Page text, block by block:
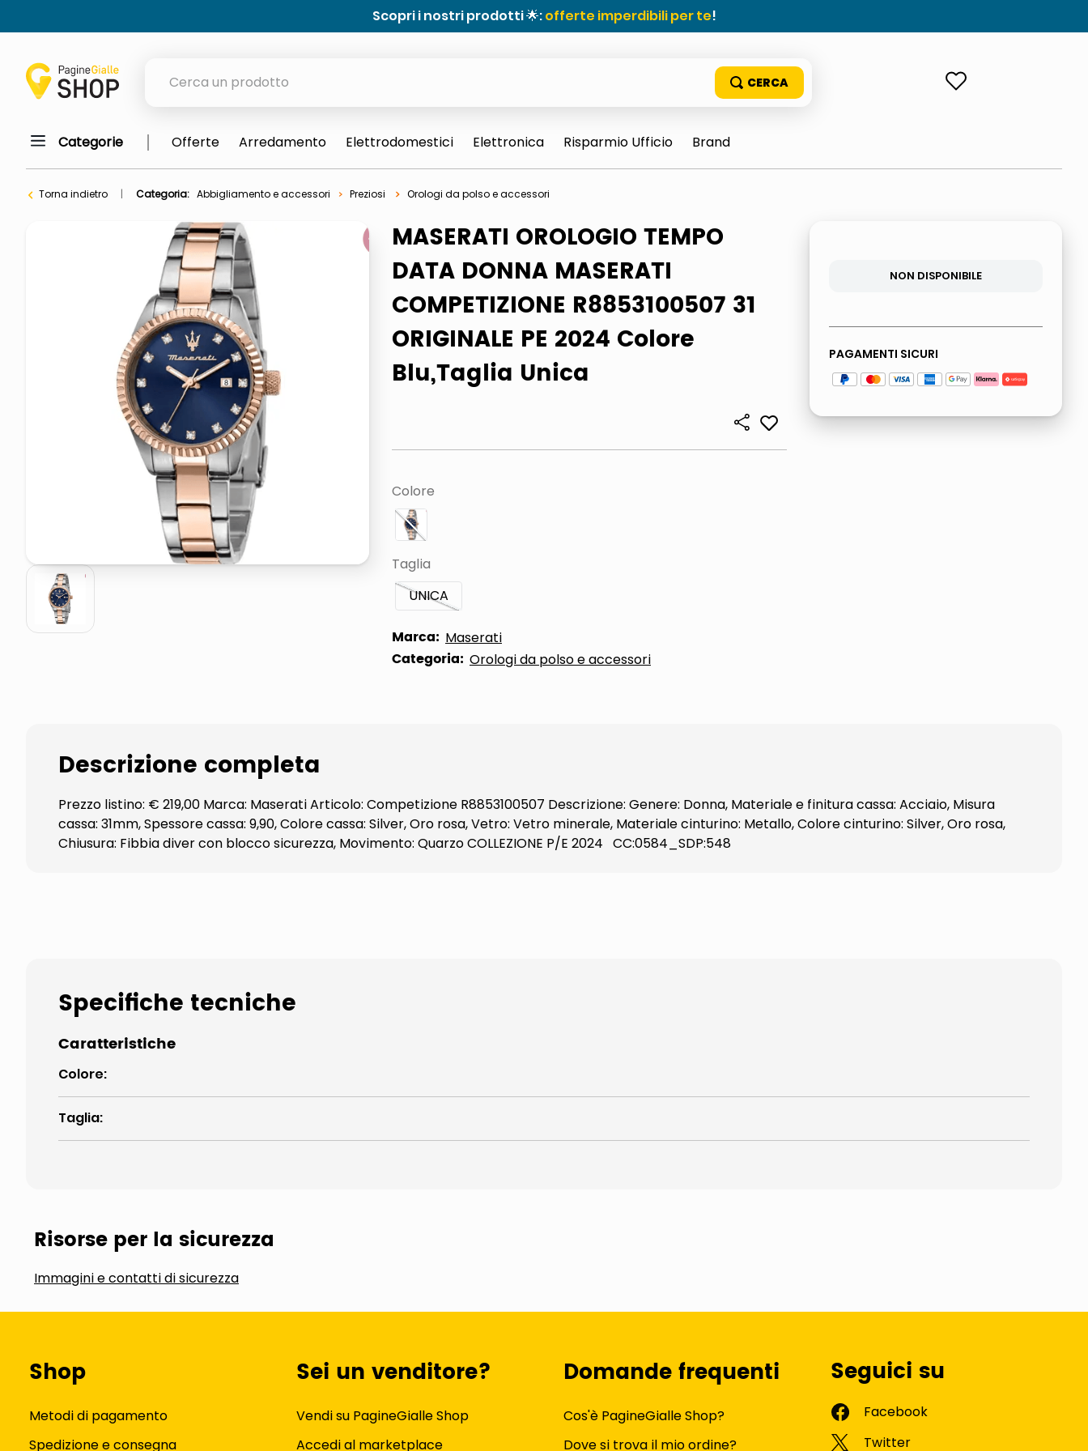
Scopri i nostri prodotti 🌟:offerte imperdibili per te!
orologio parete
meme
elenco
ombrelloni
lucidatrice pavimenti
italia independent occhiali sole 0703 thin rotondo sun
pattumiera raccolta differenziata
crema funghi porcini tartufo
Categorie Offerte Arredamento Elettrodomestici Elettronica Risparmio Ufficio Brand
Torna indietro Categoria: Abbigliamento e accessori Preziosi Orologi da polso e accessori
MASERATI OROLOGIO TEMPO
DATA DONNA MASERATI
COMPETIZIONE R8853100507 31
ORIGINALE PE 2024 Colore
Blu,Taglia Unica
Colore
Taglia
UNICA
Marca: Maserati
Categoria: Orologi da polso e accessori
NON DISPONIBILE
PAGAMENTI SICURI
Descrizione completa
Prezzo listino: € 219,00 Marca: Maserati Articolo: Competizione R8853100507 Descrizione: Genere: Donna, Materiale e finitura cassa: Acciaio, Misura
cassa: 31mm, Spessore cassa: 9,90, Colore cassa: Silver, Oro rosa, Vetro: Vetro minerale, Materiale cinturino: Metallo, Colore cinturino: Silver, Oro rosa,
Chiusura: Fibbia diver con blocco sicurezza, Movimento: Quarzo COLLEZIONE P/E 2024 CC:0584_SDP:548
Specifiche tecniche
Caratteristiche
Colore:
Taglia:
Risorse per la sicurezza
Immagini e contatti di sicurezza
Shop
Metodi di pagamento
Spedizione e consegna
Sei un venditore?
Vendi su PagineGialle Shop
Accedi al marketplace
Domande frequenti
Cos'è PagineGialle Shop?
Dove si trova il mio ordine?
Seguici su